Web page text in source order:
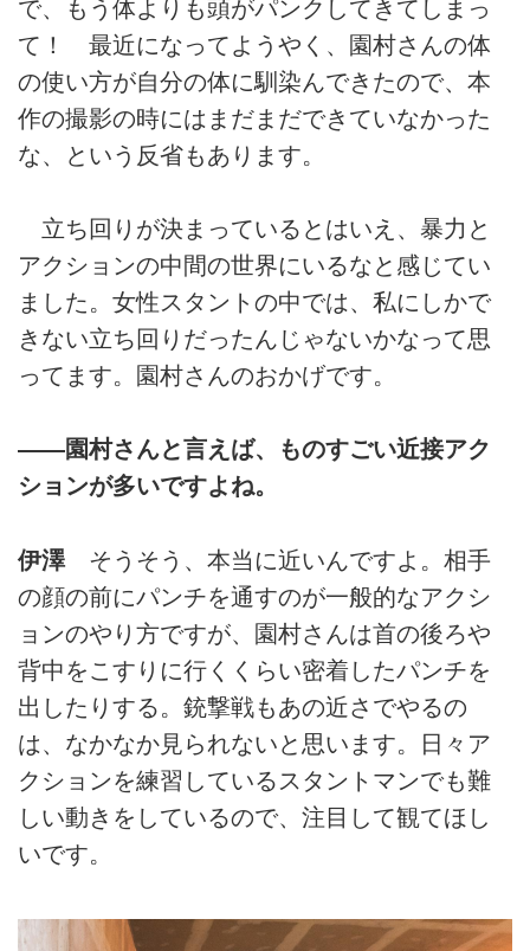
で、もう体よりも頭がパンクしてきてしまっ
て！ 最近になってようやく、園村さんの体
の使い方が自分の体に馴染んできたので、本
作の撮影の時にはまだまだできていなかった
な、という反省もあります。
立ち回りが決まっているとはいえ、暴力と
アクションの中間の世界にいるなと感じてい
ました。女性スタントの中では、私にしかで
きない立ち回りだったんじゃないかなって思
ってます。園村さんのおかげです。
――園村さんと言えば、ものすごい近接アク
ションが多いですよね。
伊澤そうそう、本当に近いんですよ。相手
の顔の前にパンチを通すのが一般的なアクシ
ョンのやり方ですが、園村さんは首の後ろや
背中をこすりに行くくらい密着したパンチを
出したりする。銃撃戦もあの近さでやるの
は、なかなか見られないと思います。日々ア
クションを練習しているスタントマンでも難
しい動きをしているので、注目して観てほし
いです。